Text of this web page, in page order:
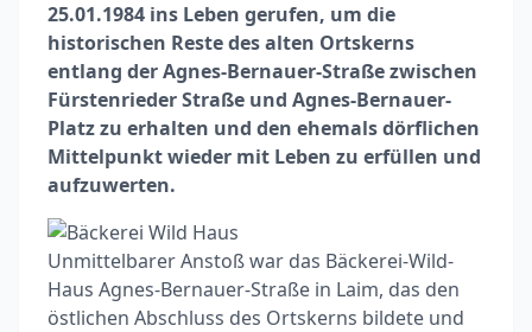
25.01.1984 ins Leben gerufen, um die
historischen Reste des alten Ortskerns
entlang der Agnes-Bernauer-Straße zwischen
Fürstenrieder Straße und Agnes-Bernauer-
Platz zu erhalten und den ehemals dörflichen
Mittelpunkt wieder mit Leben zu erfüllen und
aufzuwerten.
Unmittelbarer Anstoß war das Bäckerei-Wild-
Haus Agnes-Bernauer-Straße in Laim, das den
östlichen Abschluss des Ortskerns bildete und